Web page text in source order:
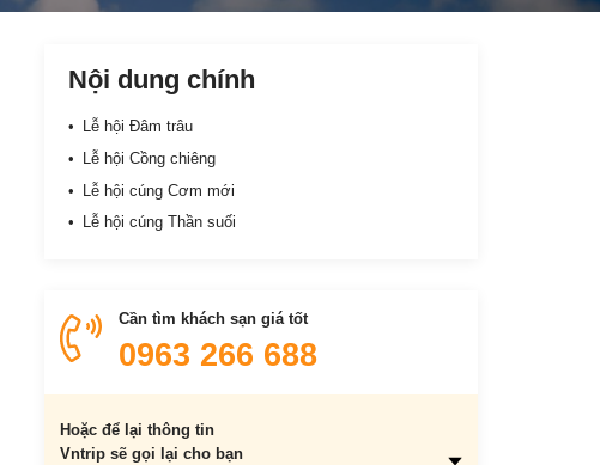
Nội dung chính
Lễ hội Đâm trâu
Lễ hội Cồng chiêng
Lễ hội cúng Cơm mới
Lễ hội cúng Thần suối
Cần tìm khách sạn giá tốt
0963 266 688
Hoặc để lại thông tin
Vntrip sẽ gọi lại cho bạn